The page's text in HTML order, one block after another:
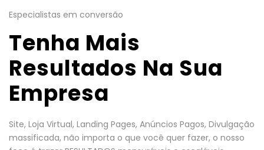
Especialistas em conversão
Tenha Mais
Resultados Na Sua
Empresa
Site, Loja Virtual, Landing Pages, Anúncios Pagos, Divulgação
massificada, não importa o que você quer fazer, o nosso